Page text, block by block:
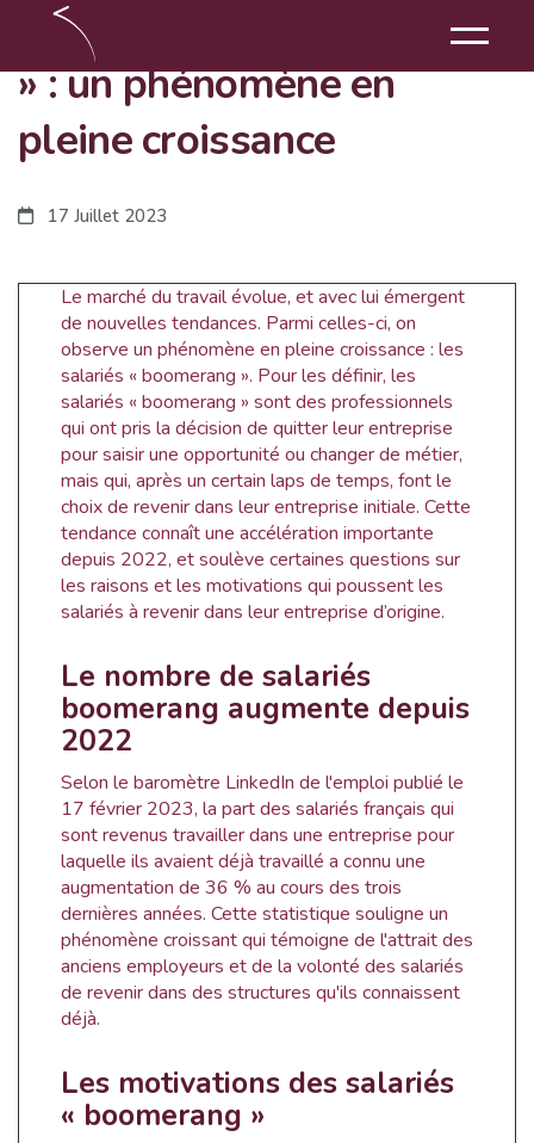
Les salariés « boomerang
» : un phénomène en
pleine croissance
17 Juillet 2023
Le marché du travail évolue, et avec lui émergent
de nouvelles tendances. Parmi celles-ci, on
observe un phénomène en pleine croissance : les
salariés « boomerang ». Pour les définir, les
salariés « boomerang » sont des professionnels
qui ont pris la décision de quitter leur entreprise
pour saisir une opportunité ou changer de métier,
mais qui, après un certain laps de temps, font le
choix de revenir dans leur entreprise initiale. Cette
tendance connaît une accélération importante
depuis 2022, et soulève certaines questions sur
les raisons et les motivations qui poussent les
salariés à revenir dans leur entreprise d’origine.
Le nombre de salariés
boomerang augmente depuis
2022
Selon le baromètre LinkedIn de l'emploi publié le
17 février 2023, la part des salariés français qui
sont revenus travailler dans une entreprise pour
laquelle ils avaient déjà travaillé a connu une
augmentation de 36 % au cours des trois
dernières années. Cette statistique souligne un
phénomène croissant qui témoigne de l'attrait des
anciens employeurs et de la volonté des salariés
de revenir dans des structures qu'ils connaissent
déjà.
Les motivations des salariés
« boomerang »